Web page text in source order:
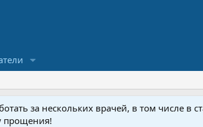
за нескольких врачей, в том числе в
прощения!